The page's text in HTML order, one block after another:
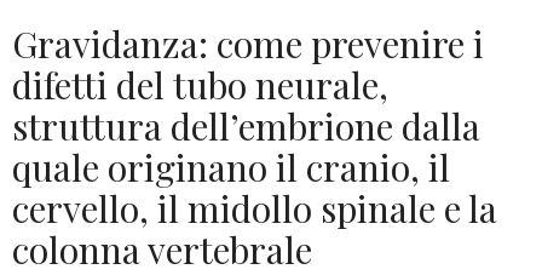
Gravidanza: come prevenire i
difetti del tubo neurale,
struttura dell’embrione dalla
quale originano il cranio, il
cervello, il midollo spinale e la
colonna vertebrale